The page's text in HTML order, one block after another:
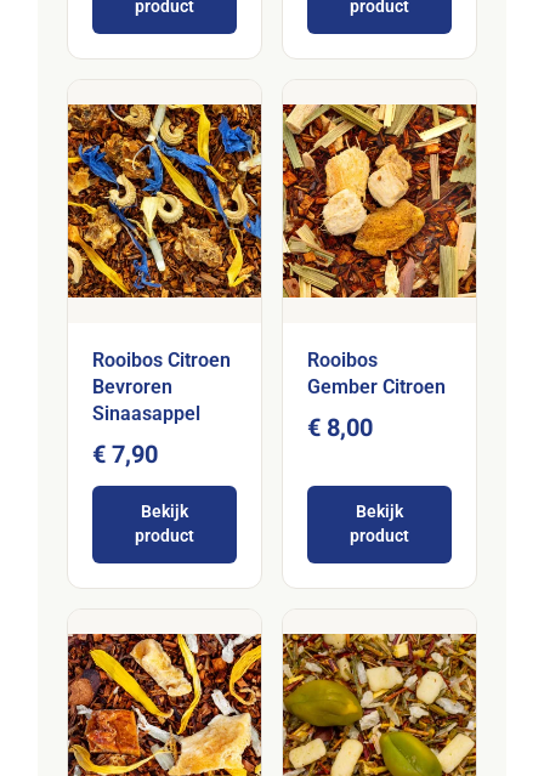
product product
Rooibos Citroen
Bevroren
Sinaasappel
€ 7,90
Bekijk
product
Rooibos
Gember Citroen
€ 8,00
Bekijk
product